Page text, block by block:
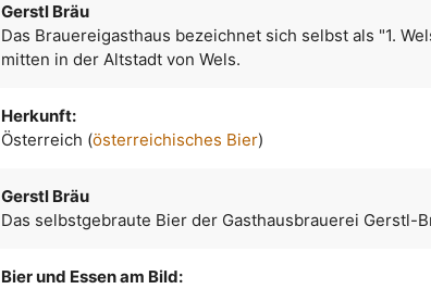
Gerstl Bräu
Das Brauereigasthaus bezeichnet sich selbst als "1.
mitten in der Altstadt von Wels.
Herkunft:
Österreich (österreichisches Bier)
Gerstl Bräu
Das selbstgebraute Bier der Gasthausbrauerei Gerstl-
Bier und Essen am Bild: